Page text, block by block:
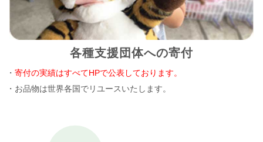
各種支援団体への寄付
・寄付の実績はすべてHPで公表しております。
・お品物は世界各国でリユースいたします。